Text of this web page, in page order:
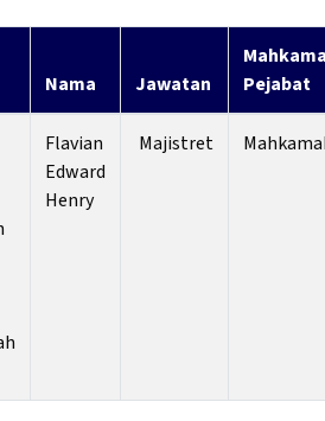
Nama Jawatan
Pejabat
Flavian
Edward
Henry
Majistret